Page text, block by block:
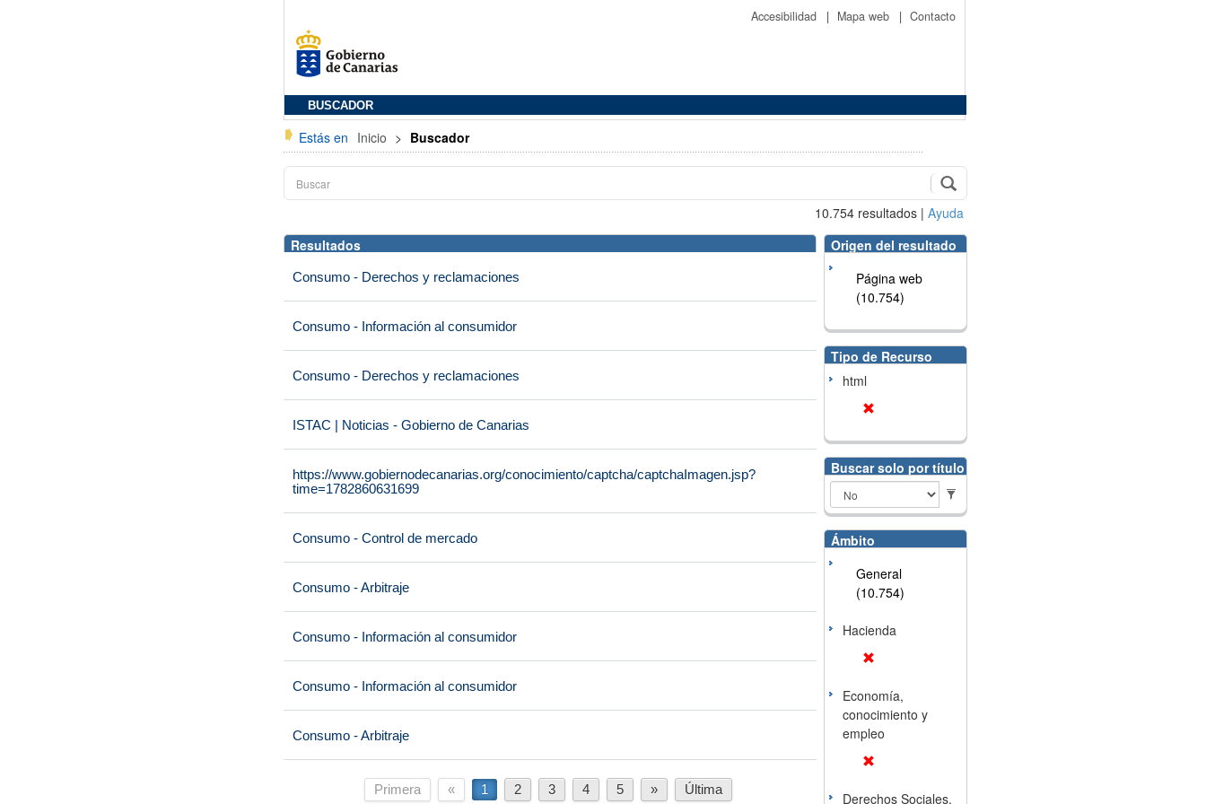
Accesibilidad | Mapa web | Contacto
BUSCADOR
Estás en Inicio > Buscador
10.754 resultados | Ayuda
Resultados
Consumo - Derechos y reclamaciones
Consumo - Información al consumidor
Consumo - Derechos y reclamaciones
ISTAC | Noticias - Gobierno de Canarias
https://www.gobiernodecanarias.org/conocimiento/captcha/captchaImagen.jsp?
time=1782860631699
Consumo - Control de mercado
Consumo - Arbitraje
Consumo - Información al consumidor
Consumo - Información al consumidor
Consumo - Arbitraje
Primera « 1 2 3 4 5 » Última
Origen del resultado
Página web
(10.754)
Tipo de Recurso
html
Buscar solo por título
Ámbito
General
(10.754)
Hacienda
Economía,
conocimiento y
empleo
Derechos Sociales,